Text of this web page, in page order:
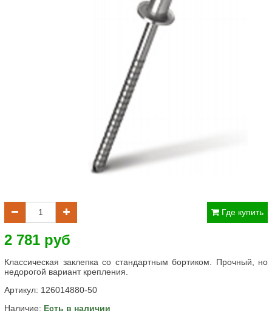
Где купить
2 781 руб
Классическая заклепка со стандартным бортиком. Прочный, но
недорогой вариант крепления.
Артикул: 126014880-50
Наличие: Есть в наличии